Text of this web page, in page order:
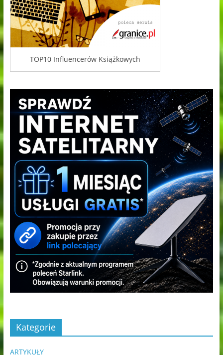
TOP10 Influencerów Książkowych
Kategorie
ARTYKUŁY